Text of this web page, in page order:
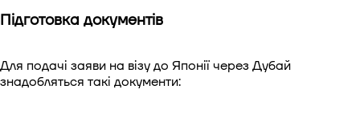
Підготовка документів
Для подачі заяви на візу до Японії через Дубай
знадобляться такі документи: